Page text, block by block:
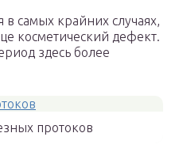
в самых крайних случаях,
косметический дефект.
здесь более
протоков